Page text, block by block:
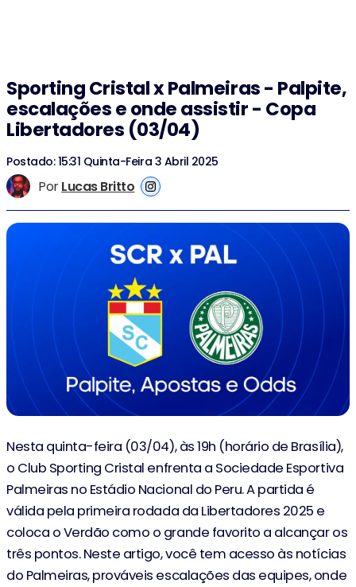
Sporting Cristal x Palmeiras - Palpite,
escalações e onde assistir - Copa
Libertadores (03/04)
PorLucas Britto
Postado: 15:31 Quinta-Feira 3 Abril 2025
Nesta quinta-feira (03/04), às 19h (horário de Brasília),
o Club Sporting Cristal enfrenta a Sociedade Esportiva
Palmeiras no Estádio Nacional do Peru. A partida é
válida pela primeira rodada da Libertadores 2025 e
coloca o Verdão como o grande favorito a alcançar os
três pontos. Neste artigo, você tem acesso às notícias
do Palmeiras, prováveis escalações das equipes, onde